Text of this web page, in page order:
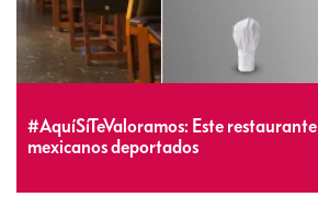
#AquíSíTeValoramos: Este
mexicanos deportados